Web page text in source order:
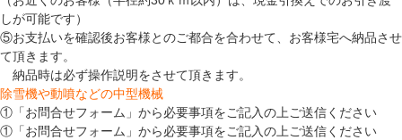
しが可能です）
⑤お支払いを確認後お客様とのご都合を合わせて、お客様宅へ納品させ
て頂きます。
納品時は必ず操作説明をさせて頂きます。
除雪機や動噴などの中型機械
①「お問合せフォーム」から必要事項をご記入の上ご送信ください
①「お問合せフォーム」から必要事項をご記入の上ご送信ください